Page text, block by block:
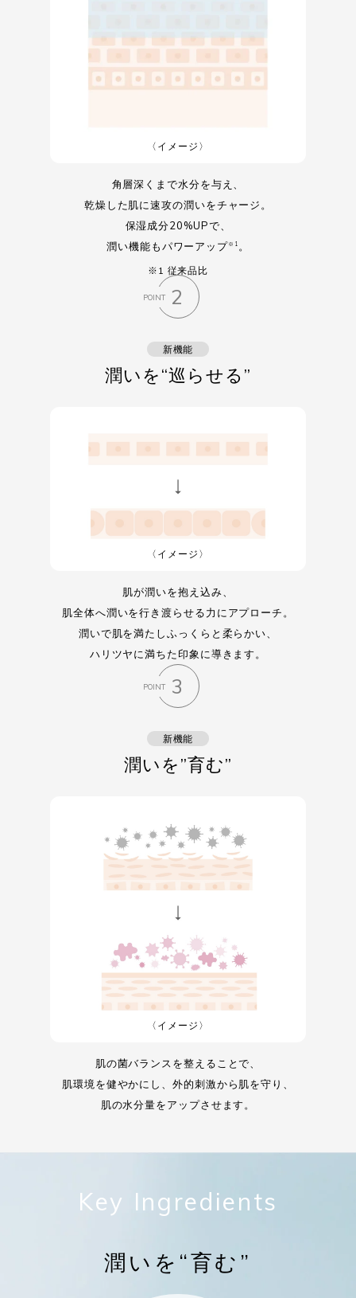
〈イメージ〉
角層深くまで水分を与え、
乾燥した肌に速攻の潤いをチャージ。
保湿成分20%UPで、
潤い機能もパワーアップ※1 。
※1 従来品比
POINT 2
新機能
潤いを“巡らせる”
〈イメージ〉
肌が潤いを抱え込み、
肌全体へ潤いを行き渡らせる力にアプローチ。
潤いで肌を満たしふっくらと柔らかい、
ハリツヤに満ちた印象に導きます。
POINT 3
新機能
潤いを”育む”
〈イメージ〉
肌の菌バランスを整えることで、
肌環境を健やかにし、外的刺激から肌を守り、
肌の水分量をアップさせます。
Key Ingredients
潤いを“育む”